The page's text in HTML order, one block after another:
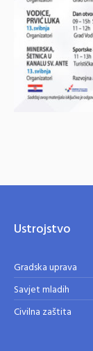
Ustrojstvo
Gradska uprava
Savjet mladih
Civilna zaštita